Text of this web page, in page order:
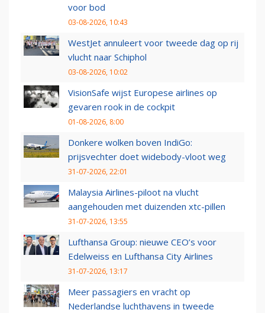
voor bod
03-08-2026, 10:43
WestJet annuleert voor tweede dag op rij
vlucht naar Schiphol
03-08-2026, 10:02
VisionSafe wijst Europese airlines op
gevaren rook in de cockpit
01-08-2026, 8:00
Donkere wolken boven IndiGo:
prijsvechter doet widebody-vloot weg
31-07-2026, 22:01
Malaysia Airlines-piloot na vlucht
aangehouden met duizenden xtc-pillen
31-07-2026, 13:55
Lufthansa Group: nieuwe CEO’s voor
Edelweiss en Lufthansa City Airlines
31-07-2026, 13:17
Meer passagiers en vracht op
Nederlandse luchthavens in tweede